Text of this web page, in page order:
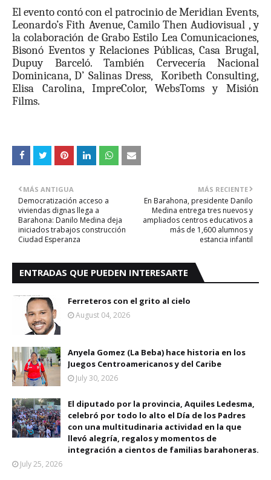
El evento contócon el patrocinio de Meridian Events,
Leonardo’s Fith Avenue, Camilo Then Audiovisual , y
la colaboración de Grabo Estilo Lea Comunicaciones,
Bisonó Eventos y Relaciones Públicas, Casa Brugal,
Dupuy Barceló. También Cervecería Nacional
Dominicana, D’ Salinas Dress, Koribeth Consulting,
Elisa Carolina, ImpreColor, WebsToms y Misión
Films.
MÁS RECIENTE
En Barahona, presidente Danilo
Medina entrega tres nuevos y
ampliados centros educativos a
más de 1,600 alumnos y
estancia infantil
MÁS ANTIGUA
Democratización acceso a
viviendas dignas llega a
Barahona: Danilo Medina deja
iniciados trabajos construcción
Ciudad Esperanza
ENTRADAS QUE PUEDEN INTERESARTE
Ferreteros con el grito al cielo
August 04, 2026
Anyela Gomez (La Beba) hace historia en los
Juegos Centroamericanos y del Caribe
July 30, 2026
El diputado por la provincia, Aquiles Ledesma,
celebró por todo lo alto el Día de los Padres
con una multitudinaria actividad en la que
llevó alegría, regalos y momentos de
integración a cientos de familias barahoneras.
July 25, 2026